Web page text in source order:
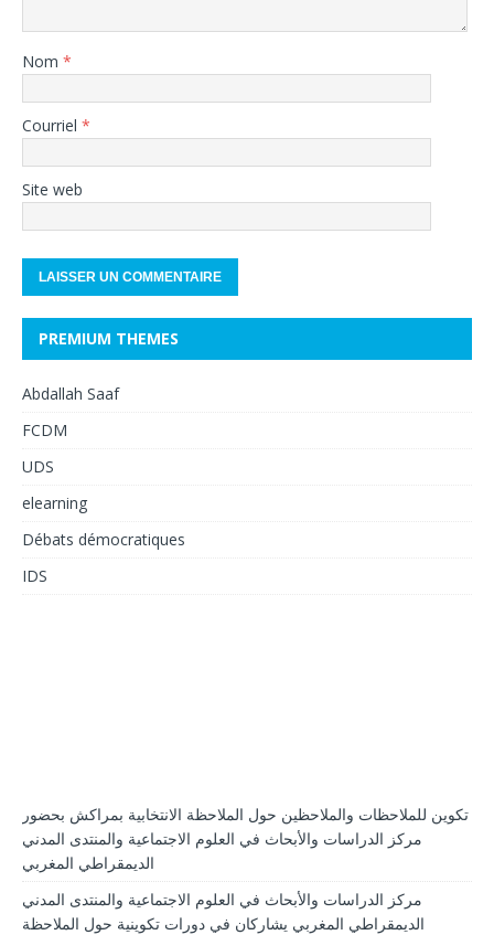
Nom *
Courriel *
Site web
PREMIUM THEMES
Abdallah Saaf
FCDM
UDS
elearning
Débats démocratiques
IDS
تكوين للملاحظات والملاحظين حول الملاحظة الانتخابية بمراكش بحضور
مركز الدراسات والأبحاث في العلوم الاجتماعية والمنتدى المدني
الديمقراطي المغربي
مركز الدراسات والأبحاث في العلوم الاجتماعية والمنتدى المدني
الديمقراطي المغربي يشاركان في دورات تكوينية حول الملاحظة